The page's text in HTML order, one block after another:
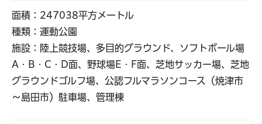
面積：247038平方メートル
種類：運動公園
施設：陸上競技場、多目的グラウンド、ソフトボール場
A・B・C・D面、野球場E・F面、芝地サッカー場、芝地
グラウンドゴルフ場、公認フルマラソンコース（焼津市
～島田市）駐車場、管理棟